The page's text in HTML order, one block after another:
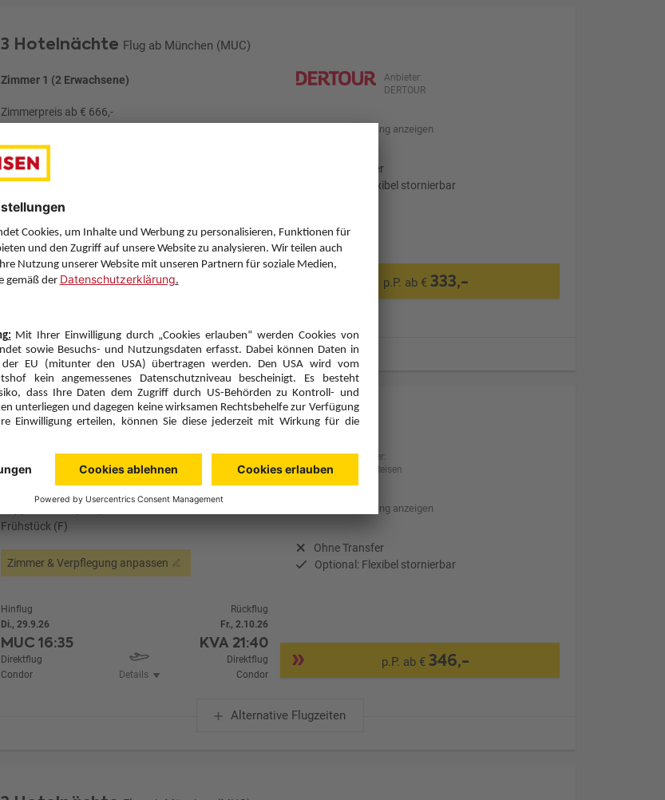
3 Hotelnächte Flug ab München (MUC)
Zimmer 1 (2 Erwachsene)
Zimmerpreis ab € 666,-
Frühstück (F)
Zimmer & Verpflegung anpassen
Anbieter:
DERTOUR
Hotelbeschreibung anzeigen
Ohne Transfer
Optional: Flexibel stornierbar
Hinflug
Di., 6.10.26
MUC16:35
Direktflug
Rückflug
Fr., 9.10.26
KVA21:40
p.P. ab € 333,-
Alternative Flugzeiten
3 Hotelnächte Flug ab München (MUC)
Frühstück (F)
Zimmer & Verpflegung anpassen
Anbieter:
BILLA Reisen
Hotelbeschreibung anzeigen
Ohne Transfer
Optional: Flexibel stornierbar
Hinflug
Di., 29.9.26
MUC16:35
Direktflug
Condor
Details
Rückflug
Fr., 2.10.26
KVA 21:40
Direktflug
Condor
p.P. ab €346,-
Alternative Flugzeiten